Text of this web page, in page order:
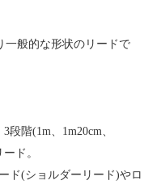
一般的な形状のリードで
段階(1m、1m20cm、
ド。
ド(ショルダーリード)やロ